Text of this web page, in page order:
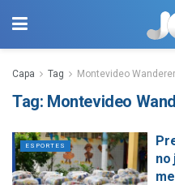
Capa Tag Montevideo
Tag: Montevideo
ESPORTES
no